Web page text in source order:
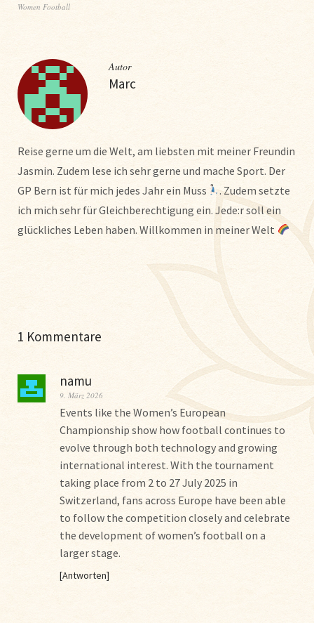
Women Football
Autor
Marc
Reise gerne um die Welt, am liebsten mit meiner Freundin
Jasmin. Zudem lese ich sehr gerne und mache Sport. Der
GP Bern ist für mich jedes Jahr ein Muss
. Zudem setzte
ich mich sehr für Gleichberechtigung ein. Jede:r soll ein
glückliches Leben haben. Willkommen in meiner Welt
1 Kommentare
namu
9. März 2026
Events like the Women’s European
Championship show how football continues to
evolve through both technology and growing
international interest. With the tournament
taking place from 2 to 27 July 2025 in
Switzerland, fans across Europe have been able
to follow the competition closely and celebrate
the development of women’s football on a
larger stage.
Antworten